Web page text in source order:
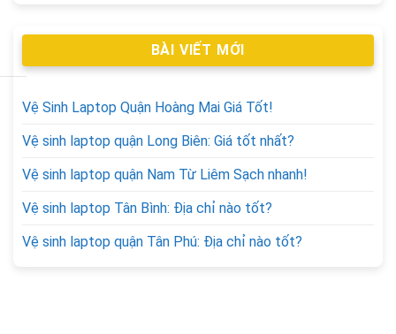
BÀI VIẾT MỚI
Vệ Sinh Laptop Quận Hoàng Mai Giá Tốt!
Vệ sinh laptop quận Long Biên: Giá tốt nhất?
Vệ sinh laptop quận Nam Từ Liêm Sạch nhanh!
Vệ sinh laptop Tân Bình: Địa chỉ nào tốt?
Vệ sinh laptop quận Tân Phú: Địa chỉ nào tốt?